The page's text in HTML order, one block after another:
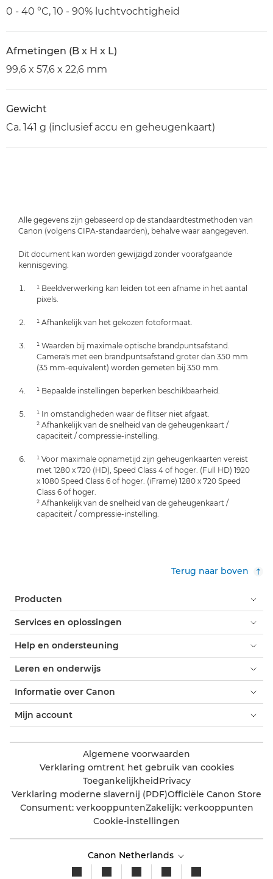
0 - 40 °C, 10 - 90% luchtvochtigheid
Afmetingen (B x H x L)
99,6 x 57,6 x 22,6 mm
Gewicht
Ca. 141 g (inclusief accu en geheugenkaart)
Alle gegevens zijn gebaseerd op de standaardtestmethoden van
Canon (volgens CIPA-standaarden), behalve waar aangegeven.
Dit document kan worden gewijzigd zonder voorafgaande
kennisgeving.
¹ Beeldverwerking kan leiden tot een afname in het aantal
pixels.
¹ Afhankelijk van het gekozen fotoformaat.
¹ Waarden bij maximale optische brandpuntsafstand.
Camera's met een brandpuntsafstand groter dan 350 mm
(35 mm-equivalent) worden gemeten bij 350 mm.
¹ Bepaalde instellingen beperken beschikbaarheid.
¹ In omstandigheden waar de flitser niet afgaat.
² Afhankelijk van de snelheid van de geheugenkaart /
capaciteit / compressie-instelling.
¹ Voor maximale opnametijd zijn geheugenkaarten vereist
met 1280 x 720 (HD), Speed Class 4 of hoger. (Full HD) 1920
x 1080 Speed Class 6 of hoger. (iFrame) 1280 x 720 Speed
Class 6 of hoger.
² Afhankelijk van de snelheid van de geheugenkaart /
capaciteit / compressie-instelling.
Terug naar boven
Producten
Services en oplossingen
Help en ondersteuning
Leren en onderwijs
Informatie over Canon
Mijn account
Algemene voorwaarden
Verklaring omtrent het gebruik van cookies
ToegankelijkheidPrivacy
Verklaring moderne slavernij (PDF)Officiële Canon Store
Consument: verkooppuntenZakelijk: verkooppunten
Cookie-instellingen
Canon Netherlands